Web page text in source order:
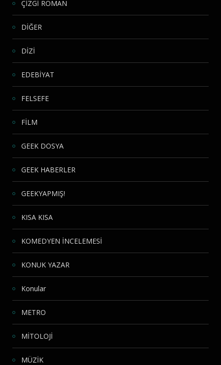
ÇİZGİ ROMAN
DİĞER
DİZİ
EDEBİYAT
FELSEFE
FİLM
GEEK DOSYA
GEEK HABERLER
GEEKYAPMIŞ!
KISA KISA
KOMEDYEN İNCELEMESİ
KONUK YAZAR
Konular
METRO
MİTOLOJİ
MÜZİK